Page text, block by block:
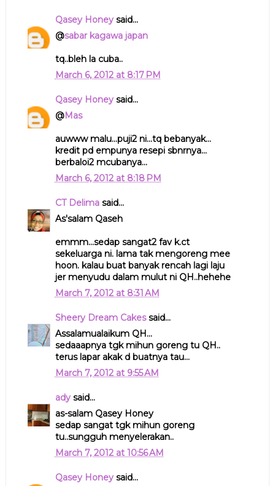
Qasey Honeysaid...
@sabar kagawa japan
tq..bleh la cuba..
March 6, 2012 at 8:17 PM
Qasey Honeysaid...
@Mas
auwww malu...puji2 ni...tq bebanyak...
kredit pd empunya resepi sbnrnya...
berbaloi2 mcubanya...
March 6, 2012 at 8:18 PM
CT Delimasaid...
As'salam Qaseh
emmm...sedap sangat2 fav k.ct
sekeluarga ni. lama tak mengoreng mee
hoon. kalau buat banyak rencah lagi laju
jer menyudu dalam mulut ni QH..hehehe
March 7, 2012 at 8:31 AM
Sheery Dream Cakessaid...
Assalamualaikum QH...
sedaaapnya tgk mihun goreng tu QH..
terus lapar akak d buatnya tau...
March 7, 2012 at 9:55 AM
adysaid...
as-salam Qasey Honey
sedap sangat tgk mihun goreng
tu..sungguh menyelerakan..
March 7, 2012 at 10:56 AM
Qasey Honeysaid...